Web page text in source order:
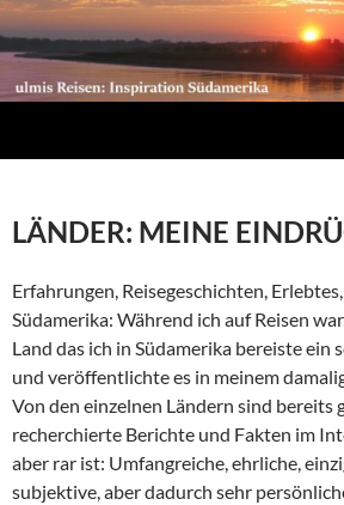
LÄNDER: MEINE
Erfahrungen, Reisegeschichten,
Südamerika: Während ich auf Reisen
Land das ich in Südamerika bereiste ein
und veröffentlichte es in meinem
Von den einzelnen Ländern sind bereits
recherchierte Berichte und Fakten im
aber rar ist: Umfangreiche, ehrliche,
subjektive, aber dadurch sehr